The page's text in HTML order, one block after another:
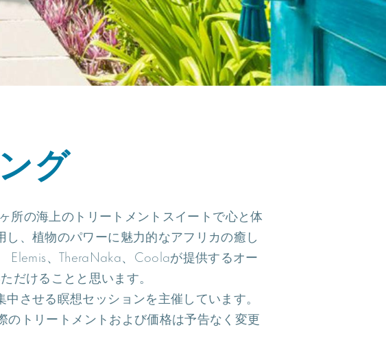
グ
所の海上のトリートメントスイートで心と体
、植物のパワーに魅力的なアフリカの癒し
Elemis、TheraNaka、Coolaが提供するオー
だけることと思います。
させる瞑想セッションを主催しています。
トリートメントおよび価格は予告なく変更